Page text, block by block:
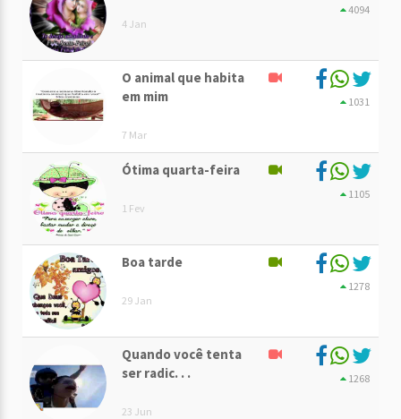
4 Jan
4094
O animal que habita
em mim
7 Mar
1031
Ótima quarta-feira
1 Fev
1105
Boa tarde
29 Jan
1278
Quando você tenta
ser radic. . .
23 Jun
1268